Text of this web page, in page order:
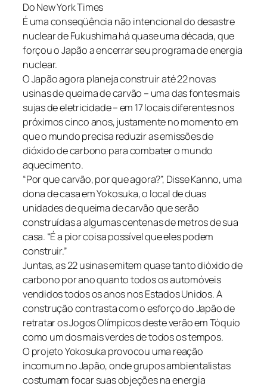
Do New York Times
É uma conseqüência não intencional do desastre
nuclear de Fukushima há quase uma década, que
forçou o Japão a encerrar seu programa de energia
nuclear.
O Japão agora planeja construir até 22 novas
usinas de queima de carvão – uma das fontes mais
sujas de eletricidade – em 17 locais diferentes nos
próximos cinco anos, justamente no momento em
que o mundo precisa reduzir as emissões de
dióxido de carbono para combater o mundo
aquecimento.
“Por que carvão, por que agora?”, Disse Kanno, uma
dona de casa em Yokosuka, o local de duas
unidades de queima de carvão que serão
construídas a algumas centenas de metros de sua
casa. “É a pior coisa possível que eles podem
construir.”
Juntas, as 22 usinas emitem quase tanto dióxido de
carbono por ano quanto todos os automóveis
vendidos todos os anos nos Estados Unidos. A
construção contrasta com o esforço do Japão de
retratar os Jogos Olímpicos deste verão em Tóquio
como um dos mais verdes de todos os tempos.
O projeto Yokosuka provocou uma reação
incomum no Japão, onde grupos ambientalistas
costumam focar suas objeções na energia